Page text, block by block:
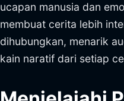
ucapan manusia dan
membuat cerita lebih
dihubungkan, menarik
kain naratif dari setiap